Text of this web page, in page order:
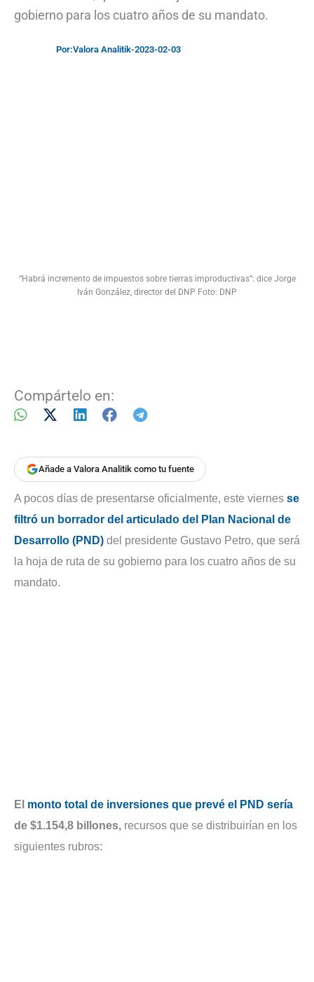
gobierno para los cuatro años de su mandato.
Por:Valora Analitik-2023-02-03
“Habrá incremento de impuestos sobre tierras improductivas”: dice Jorge
Iván González, director del DNP Foto: DNP
Compártelo en:
Añade a Valora Analitik como tu fuente
A pocos días de presentarse oficialmente, este viernes se
filtró un borrador del articulado del Plan Nacional de
Desarrollo (PND) del presidente Gustavo Petro, que será
la hoja de ruta de su gobierno para los cuatro años de su
mandato.
El monto total de inversiones que prevé el PND sería
de $1.154,8 billones, recursos que se distribuirían en los
siguientes rubros: